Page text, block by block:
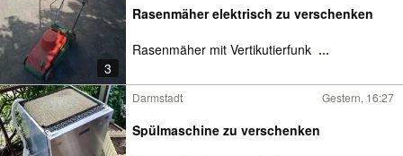
3
Rasenmäher elektrisch zu verschenken
Rasenmäher mit Vertikutierfunk ...
Darmstadt Gestern, 16:27
Spülmaschine zu verschenken